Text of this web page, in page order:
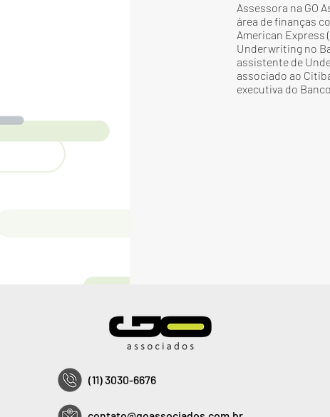
Assessora na GO
área de finanças
American Express
Underwriting no
assistente de
associado ao
executiva do
(11) 3030-6676